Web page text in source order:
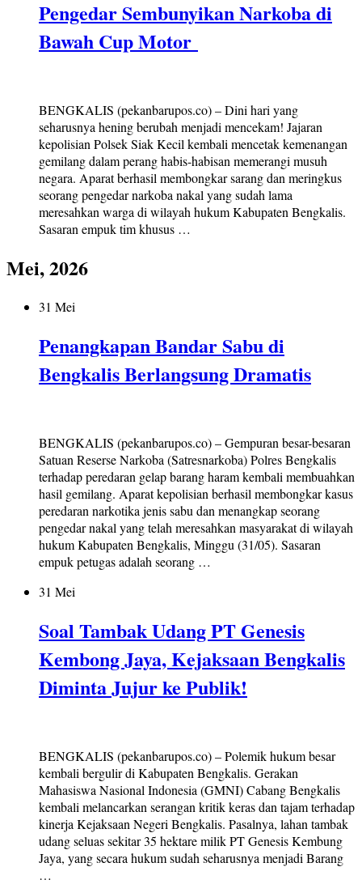
Pengedar Sembunyikan Narkoba di
Bawah Cup Motor
BENGKALIS (pekanbarupos.co) – Dini hari yang
seharusnya hening berubah menjadi mencekam! Jajaran
kepolisian Polsek Siak Kecil kembali mencetak kemenangan
gemilang dalam perang habis-habisan memerangi musuh
negara. Aparat berhasil membongkar sarang dan meringkus
seorang pengedar narkoba nakal yang sudah lama
meresahkan warga di wilayah hukum Kabupaten Bengkalis.
Sasaran empuk tim khusus …
Mei, 2026
31 Mei
Penangkapan Bandar Sabu di
Bengkalis Berlangsung Dramatis
BENGKALIS (pekanbarupos.co) – Gempuran besar-besaran
Satuan Reserse Narkoba (Satresnarkoba) Polres Bengkalis
terhadap peredaran gelap barang haram kembali membuahkan
hasil gemilang. Aparat kepolisian berhasil membongkar kasus
peredaran narkotika jenis sabu dan menangkap seorang
pengedar nakal yang telah meresahkan masyarakat di wilayah
hukum Kabupaten Bengkalis, Minggu (31/05). Sasaran
empuk petugas adalah seorang …
31 Mei
Soal Tambak Udang PT Genesis
Kembong Jaya, Kejaksaan Bengkalis
Diminta Jujur ke Publik!
BENGKALIS (pekanbarupos.co) – Polemik hukum besar
kembali bergulir di Kabupaten Bengkalis. Gerakan
Mahasiswa Nasional Indonesia (GMNI) Cabang Bengkalis
kembali melancarkan serangan kritik keras dan tajam terhadap
kinerja Kejaksaan Negeri Bengkalis. Pasalnya, lahan tambak
udang seluas sekitar 35 hektare milik PT Genesis Kembung
Jaya, yang secara hukum sudah seharusnya menjadi Barang
…